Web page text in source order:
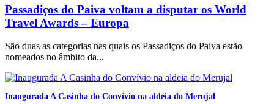
Passadiços do Paiva voltam a disputar os World
Travel Awards – Europa
São duas as categorias nas quais os Passadiços do Paiva estão
nomeados no âmbito da...
Inaugurada A Casinha do Convívio na aldeia do Merujal